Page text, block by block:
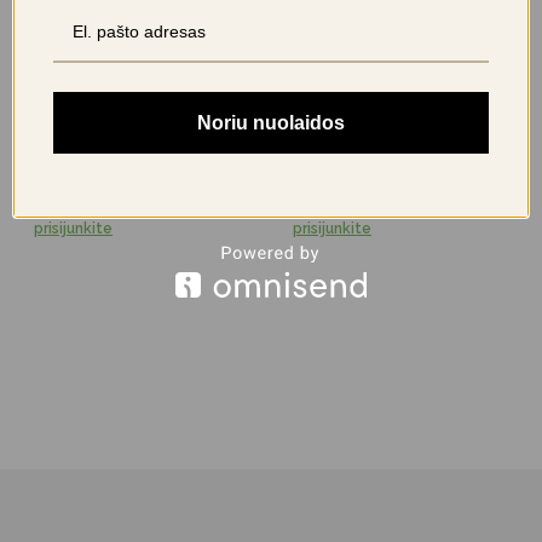
kramtomoji guma be
prisijunkite
guma be cukraus -
prisijunkite
Noriu nuolaidos